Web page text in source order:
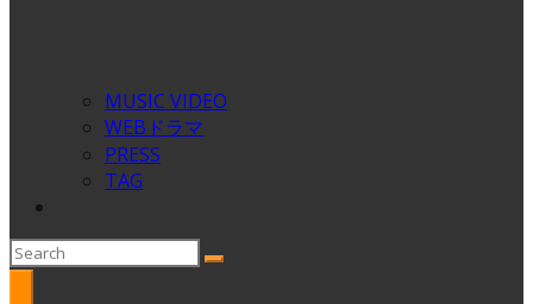
MUSIC VIDEO
WEBドラマ
PRESS
TAG